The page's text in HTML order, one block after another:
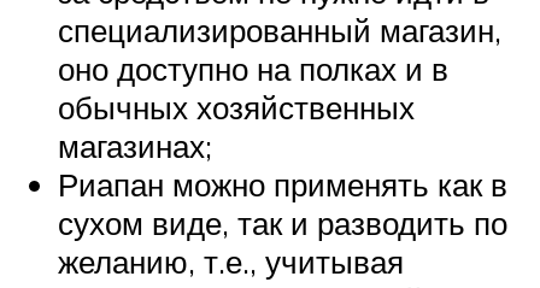
специализированный магазин,
оно доступно на полках и в
обычных хозяйственных
магазинах;
Риапан можно применять как в
сухом виде, так и разводить по
желанию, т.е., учитывая